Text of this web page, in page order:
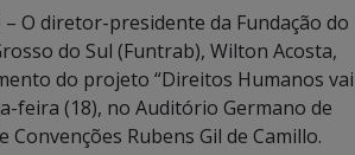
– O diretor-presidente da Fundação do
do Sul (Funtrab), Wilton Acosta,
do projeto “Direitos Humanos vai
feira (18), no Auditório Germano de
Convenções Rubens Gil de Camillo.